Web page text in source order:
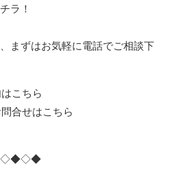
ラ！
まずはお気軽に電話でご相談下
こちら
合せはこちら